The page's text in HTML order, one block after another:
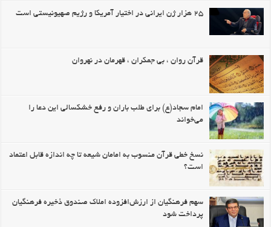
۲۵ هزار ژن ایرانی در اختیار آمریکا و رژیم صهیونیستی است
قرآن روان ، بی جمکران ، قهرمان در نهروان
امام سجاد(ع) برای طلب باران و رفع خشکسالی این دعا را
می‌خواند
نسخ خطی قرآن منسوب به امامان شیعه تا چه اندازه قابل اعتماد
است؟
سهم فرهنگیان از ارزش‌افزوده املاک صندوق ذخیره فرهنگیان
پرداخت شود